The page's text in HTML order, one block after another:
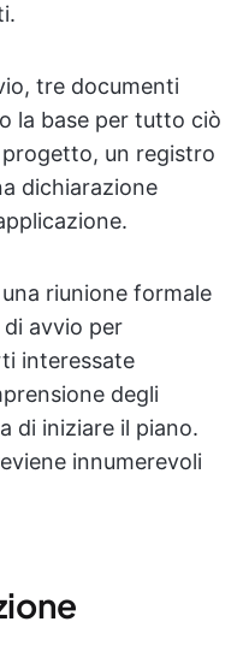
tre documenti
la base per tutto ciò
un registro
dichiarazione
riunione formale
avvio per
interessate
degli
di iniziare il piano.
innumerevoli